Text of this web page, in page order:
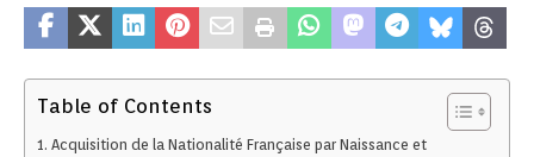
Table of Contents
Acquisition de la Nationalité Française par Naissance et